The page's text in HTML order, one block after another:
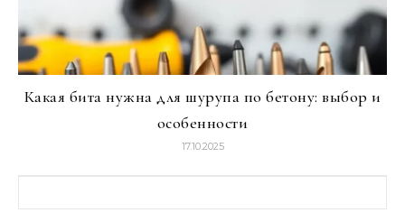
Какая бита нужна для шурупа по бетону: выбор и
особенности
17.10.2025